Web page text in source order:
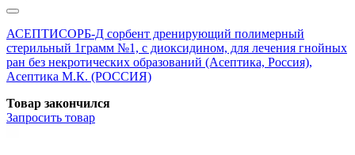
АСЕПТИСОРБ-Д сорбент дренирующий полимерный
стерильный 1грамм №1, с диоксидином, для лечения гнойных
ран без некротических образований (Асептика, Россия),
Асептика М.К. (РОССИЯ)
Товар закончился
Запросить товар